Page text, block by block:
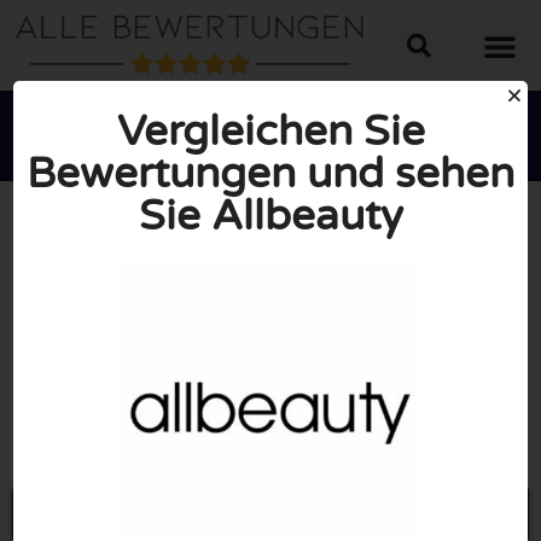

INSGESAMT: 10/10
Vergleichen Sie
Bewertungen und sehen
Sie Allbeauty